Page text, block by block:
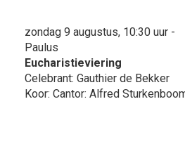
zondag 9 augustus, 10:30 uur -
Paulus
Eucharistieviering
Celebrant: Gauthier de Bekker
Koor: Cantor: Alfred